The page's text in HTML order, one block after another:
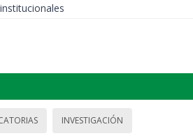
INVESTIGACIÓN